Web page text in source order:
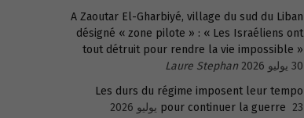
A Zaoutar El-Gharbiyé, village du sud du Liban
désigné « zone pilote » : « Les Israéliens ont
tout détruit pour rendre la vie impossible »
30 يوليو 2026
Laure Stephan
Les durs du régime imposent leur tempo
pour continuer la guerre 23 يوليو 2026